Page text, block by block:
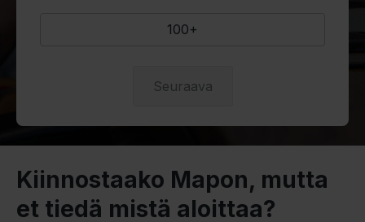
100+
Seuraava
Kiinnostaako Mapon, mutta
et tiedä mistä aloittaa?